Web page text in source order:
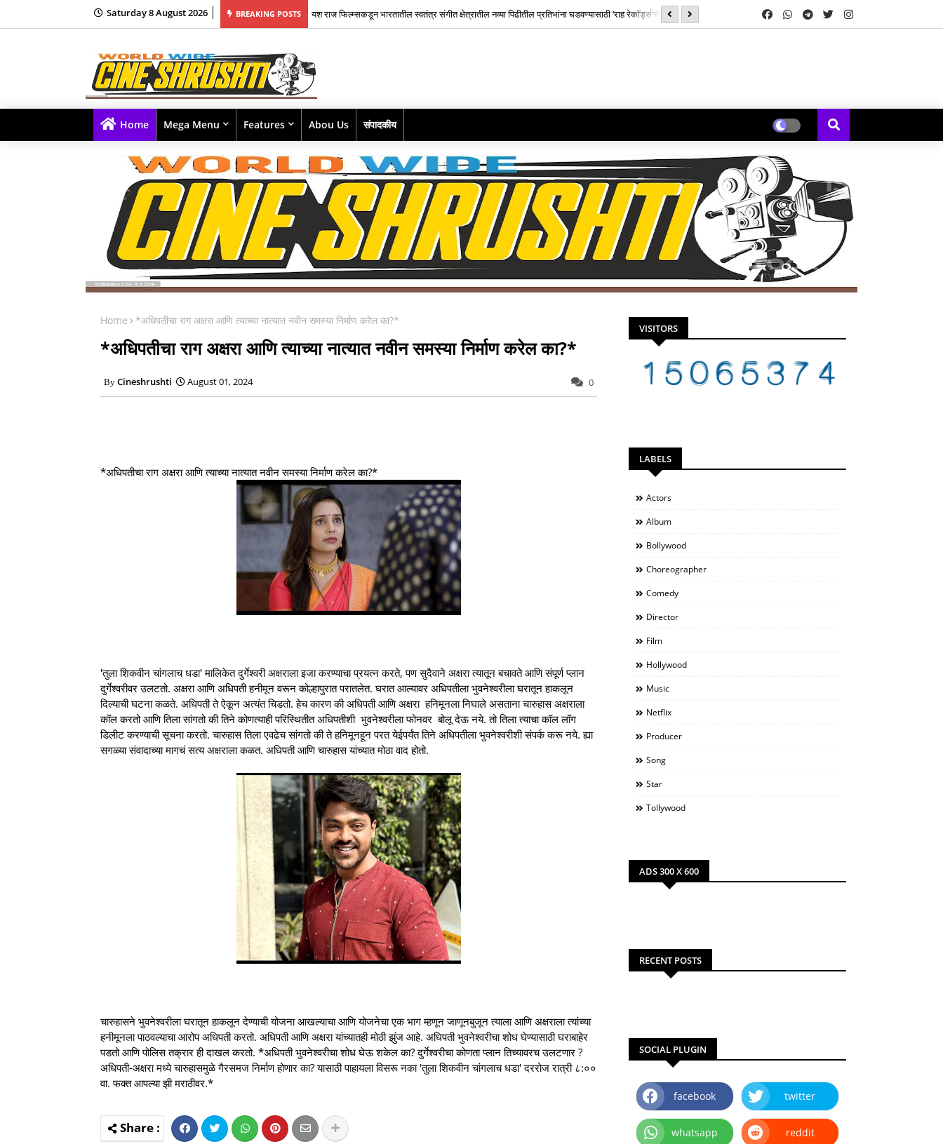
Saturday 8 August 2026 BREAKING POSTS
शर्वरी यांच्यावर चित्रित 'मॅसॅकर' हे प्रमोशनल म्युझिक व्हिडीओ वायआरएफ कडून प्रदर्शित! यश राज फिल्म्सकडून भारतातील स्वतंत्र संगीत क्षेत्रातील नव्या पिढीतील प्रतिभांना घडवण्यासाठी ‘राह रेकॉर्ड्स’ची सुरुवात ‘झिम्मा ३’च्या चित्रीकरणाला सुरुवात
Home Mega Menu Features Abou Us संपादकीय
Home *अधिपतीचा राग अक्षरा आणि त्याच्या नात्यात नवीन समस्या निर्माण करेल का?*
*अधिपतीचा राग अक्षरा आणि त्याच्या नात्यात नवीन समस्या निर्माण करेल का?*
Cineshrushti August 01, 2024 0
*अधिपतीचा राग अक्षरा आणि त्याच्या नात्यात नवीन समस्या निर्माण करेल का?*
'तुला शिकवीन चांगलाच धडा' मालिकेत दुर्गेश्वरी अक्षराला इजा करण्याचा प्रयत्न करते, पण सुदैवाने अक्षरा त्यातून बचावते आणि संपूर्ण प्लान
दुर्गेश्वरीवर उलटतो. अक्षरा आणि अधिपती हनीमून वरून कोल्हापुरात परातलेत. घरात आल्यावर अधिपतीला भुवनेश्वरीला घरातून हाकलून
दिल्याची घटना कळते. अधिपती ते ऐकून अत्यंत चिडतो. हेच कारण की अधिपती आणि अक्षरा हनिमूनला निघाले असताना चारुहास अक्षराला
कॉल करतो आणि तिला सांगतो की तिने कोणत्याही परिस्थितीत अधिपतीशी भुवनेश्वरीला फोनवर बोलू देऊ नये. तो तिला त्याचा कॉल लॉग
डिलीट करण्याची सूचना करतो. चारुहास तिला एवढेच सांगतो की ते हनिमूनहून परत येईपर्यंत तिने अधिपतीला भुवनेश्वरीशी संपर्क करू नये. ह्या
सगळ्या संवादाच्या मागचं सत्य अक्षराला कळत. अधिपती आणि चारुहास यांच्यात मोठा वाद होतो.
चारुहासने भुवनेश्वरीला घरातून हाकलून देण्याची योजना आखल्याचा आणि योजनेचा एक भाग म्हणून जाणूनबुजून त्याला आणि अक्षराला त्यांच्या
हनीमूनला पाठवल्याचा आरोप अधिपती करतो. अधिपती आणि अक्षरा यांच्यातही मोठी झुंज आहे. अधिपती भुवनेश्वरीचा शोध घेण्यासाठी घराबाहेर
पडतो आणि पोलिस तक्रार ही दाखल करतो. *अधिपती भुवनेश्वरीचा शोध घेऊ शकेल का? दुर्गेश्वरीचा कोणता प्लान तिच्यावरच उलटणार ?
अधिपती-अक्षरा मध्ये चारुहासमुळे गैरसमज निर्माण होणार का? यासाठी पाहायला विसरू नका 'तुला शिकवीन चांगलाच धडा' दररोज रात्री ८:००
वा. फक्त आपल्या झी मराठीवर.*
VISITORS
LABELS
Actors
Album
Bollywood
Choreographer
Comedy
Director
Film
Hollywood
Music
Netflix
Producer
Song
Star
Tollywood
ADS 300 X 600
RECENT POSTS
SOCIAL PLUGIN
facebook twitter
whatsapp reddit